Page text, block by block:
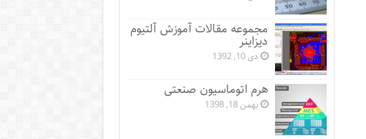
مجموعه مقالات آموزش آلتیوم
دیزاینر
دی 10, 1392
هرم اتوماسیون صنعتی
بهمن 18, 1398